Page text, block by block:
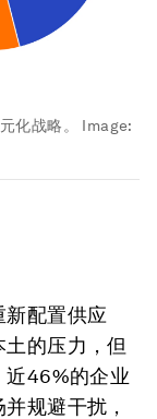
化战略。
Image:
新配置供应
的压力，但
近46%的企业
规避干扰，